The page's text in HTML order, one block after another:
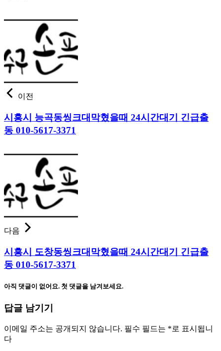
이전
시흥시 능곡동씽크대막혔을때 24시간대기 긴급출
동 010-5617-3371
다음
시흥시 도창동씽크대막혔을때 24시간대기 긴급출
동 010-5617-3371
아직 댓글이 없어요. 첫 댓글을 남겨보세요.
답글 남기기
이메일 주소는 공개되지 않습니다. 필수 필드는 *로 표시됩니
다